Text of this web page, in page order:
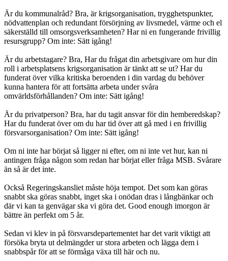
Är du kommunalråd? Bra, är krigsorganisation, trygghetspunkter,
nödvattenplan och redundant försörjning av livsmedel, värme och el
säkerställd till omsorgsverksamheten? Har ni en fungerande frivillig
resursgrupp? Om inte: Sätt igång!
Är du arbetstagare? Bra, Har du frågat din arbetsgivare om hur din
roll i arbetsplatsens krigsorganisation är tänkt att se ut? Har du
funderat över vilka kritiska beroenden i din vardag du behöver
kunna hantera för att fortsätta arbeta under svåra
omvärldsförhållanden? Om inte: Sätt igång!
Är du privatperson? Bra, har du tagit ansvar för din hemberedskap?
Har du funderat över om du har tid över att gå med i en frivillig
försvarsorganisation? Om inte: Sätt igång!
Om ni inte har börjat så ligger ni efter, om ni inte vet hur, kan ni
antingen fråga någon som redan har börjat eller fråga MSB. Svårare
än så är det inte.
Också Regeringskansliet måste höja tempot. Det som kan göras
snabbt ska göras snabbt, inget ska i onödan dras i långbänkar och
där vi kan ta genvägar ska vi göra det. Good enough imorgon är
bättre än perfekt om 5 år.
Sedan vi klev in på försvarsdepartementet har det varit viktigt att
försöka bryta ut delmängder ur stora arbeten och lägga dem i
snabbspår för att se förmåga växa till här och nu.